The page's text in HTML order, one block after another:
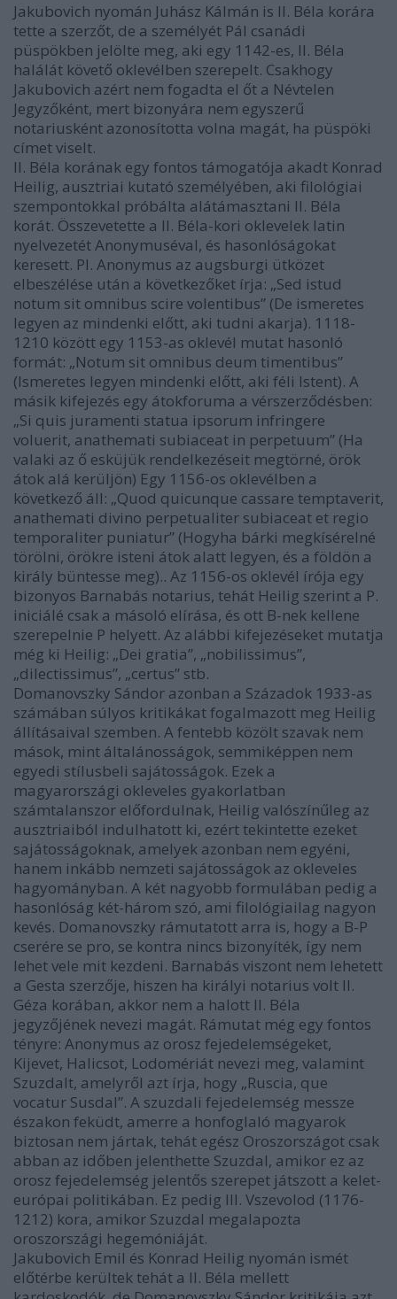
Jakubovich nyomán Juhász Kálmán is II. Béla korára
tette a szerzőt, de a személyét Pál csanádi
püspökben jelölte meg, aki egy 1142-es, II. Béla
halálát követő oklevélben szerepelt. Csakhogy
Jakubovich azért nem fogadta el őt a Névtelen
Jegyzőként, mert bizonyára nem egyszerű
notariusként azonosította volna magát, ha püspöki
címet viselt.
II. Béla korának egy fontos támogatója akadt Konrad
Heilig, ausztriai kutató személyében, aki filológiai
szempontokkal próbálta alátámasztani II. Béla
korát. Összevetette a II. Béla-kori oklevelek latin
nyelvezetét Anonymuséval, és hasonlóságokat
keresett. Pl. Anonymus az augsburgi ütközet
elbeszélése után a következőket írja: „Sed istud
notum sit omnibus scire volentibus” (De ismeretes
legyen az mindenki előtt, aki tudni akarja). 1118-
1210 között egy 1153-as oklevél mutat hasonló
formát: „Notum sit omnibus deum timentibus”
(Ismeretes legyen mindenki előtt, aki féli Istent). A
másik kifejezés egy átokforuma a vérszerződésben:
„Si quis juramenti statua ipsorum infringere
voluerit, anathemati subiaceat in perpetuum” (Ha
valaki az ő esküjük rendelkezéseit megtörné, örök
átok alá kerüljön) Egy 1156-os oklevélben a
következő áll: „Quod quicunque cassare temptaverit,
anathemati divino perpetualiter subiaceat et regio
temporaliter puniatur” (Hogyha bárki megkísérelné
törölni, örökre isteni átok alatt legyen, és a földön a
király büntesse meg).. Az 1156-os oklevél írója egy
bizonyos Barnabás notarius, tehát Heilig szerint a P.
iniciálé csak a másoló elírása, és ott B-nek kellene
szerepelnie P helyett. Az alábbi kifejezéseket mutatja
még ki Heilig: „Dei gratia”, „nobilissimus”,
„dilectissimus”, „certus” stb.
Domanovszky Sándor azonban a Századok 1933-as
számában súlyos kritikákat fogalmazott meg Heilig
állításaival szemben. A fentebb közölt szavak nem
mások, mint általánosságok, semmiképpen nem
egyedi stílusbeli sajátosságok. Ezek a
magyarországi okleveles gyakorlatban
számtalanszor előfordulnak, Heilig valószínűleg az
ausztriaiból indulhatott ki, ezért tekintette ezeket
sajátosságoknak, amelyek azonban nem egyéni,
hanem inkább nemzeti sajátosságok az okleveles
hagyományban. A két nagyobb formulában pedig a
hasonlóság két-három szó, ami filológiailag nagyon
kevés. Domanovszky rámutatott arra is, hogy a B-P
cserére se pro, se kontra nincs bizonyíték, így nem
lehet vele mit kezdeni. Barnabás viszont nem lehetett
a Gesta szerzője, hiszen ha királyi notarius volt II.
Géza korában, akkor nem a halott II. Béla
jegyzőjének nevezi magát. Rámutat még egy fontos
tényre: Anonymus az orosz fejedelemségeket,
Kijevet, Halicsot, Lodomériát nevezi meg, valamint
Szuzdalt, amelyről azt írja, hogy „Ruscia, que
vocatur Susdal”. A szuzdali fejedelemség messze
északon feküdt, amerre a honfoglaló magyarok
biztosan nem jártak, tehát egész Oroszországot csak
abban az időben jelenthette Szuzdal, amikor ez az
orosz fejedelemség jelentős szerepet játszott a kelet-
európai politikában. Ez pedig III. Vszevolod (1176-
1212) kora, amikor Szuzdal megalapozta
oroszországi hegemóniáját.
Jakubovich Emil és Konrad Heilig nyomán ismét
előtérbe kerültek tehát a II. Béla mellett